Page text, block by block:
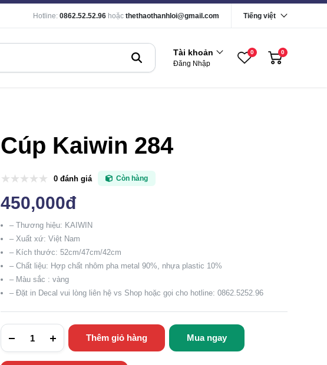
Hotline: 0862.52.52.96 hoặc thethaothanhloi@gmail.com Tiếng việt
Tài khoản
Đăng Nhập
0 0
Cúp Kaiwin 284
0 đánh giá Còn hàng
450,000đ
– Thương hiệu: KAIWIN
– Xuất xứ: Việt Nam
– Kích thước: 52cm/47cm/42cm
– Chất liệu: Hợp chất nhôm pha metal 90%, nhựa plastic 10%
– Màu sắc : vàng
– Đặt in Decal vui lòng liên hệ vs Shop hoặc gọi cho hotline: 0862.5252.96
Thêm giỏ hàng Mua ngay